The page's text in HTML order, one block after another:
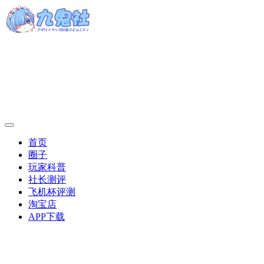
首页
圈子
玩家科普
社长测评
飞机杯评测
淘宝店
APP下载